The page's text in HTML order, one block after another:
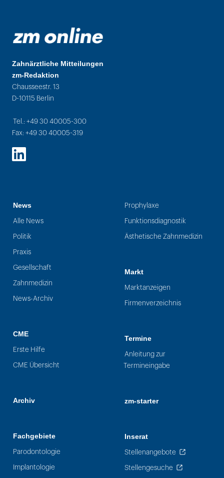
Zahnärztliche Mitteilungen
zm-Redaktion
Chausseestr. 13
D-10115 Berlin
Tel.: +49 30 40005-300
Fax: +49 30 40005-319
LinkedIn
News
Alle News
Politik
Praxis
Gesellschaft
Zahnmedizin
News-Archiv
CME
Erste Hilfe
CME Übersicht
Archiv
Fachgebiete
Parodontologie
Implantologie
Prophylaxe
Funktionsdiagnostik
Ästhetische Zahnmedizin
Markt
Marktanzeigen
Firmenverzeichnis
Termine
Anleitung zur
Termineingabe
zm-starter
Inserat
Stellenangebote
Stellengesuche